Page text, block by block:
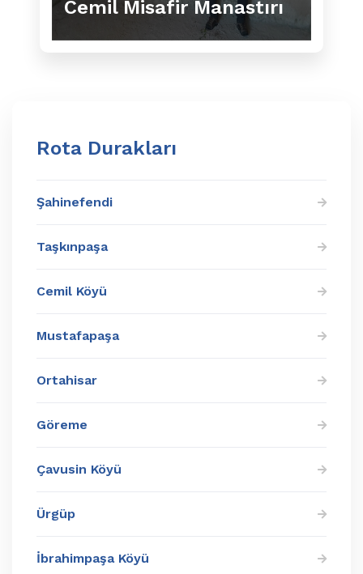
Cemil Misafir Manastırı
Rota Durakları
Şahinefendi
Taşkınpaşa
Cemil Köyü
Mustafapaşa
Ortahisar
Göreme
Çavusin Köyü
Ürgüp
İbrahimpaşa Köyü